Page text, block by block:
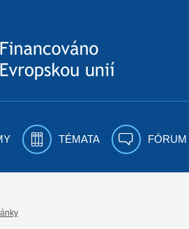
TÉMATA FÓRUM